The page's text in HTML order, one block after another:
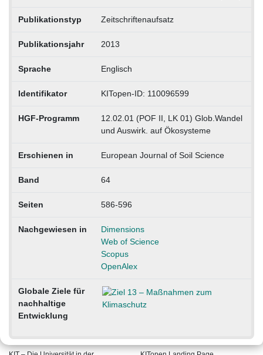
Publikationstyp Zeitschriftenaufsatz
Publikationsjahr 2013
Sprache Englisch
Identifikator KITopen-ID: 110096599
HGF-Programm
12.02.01 (POF II, LK 01) Glob.Wandel
und Auswirk. auf Ökosysteme
Erschienen in European Journal of Soil Science
Band 64
Seiten 586-596
Nachgewiesen in
Dimensions
Web of Science
Scopus
OpenAlex
Globale Ziele für
nachhaltige
Entwicklung